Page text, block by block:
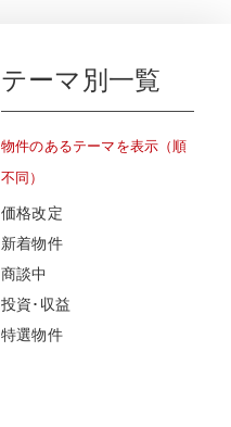
テーマ別一覧
物件のあるテーマを表示（順
不同）
価格改定
新着物件
商談中
投資･収益
特選物件